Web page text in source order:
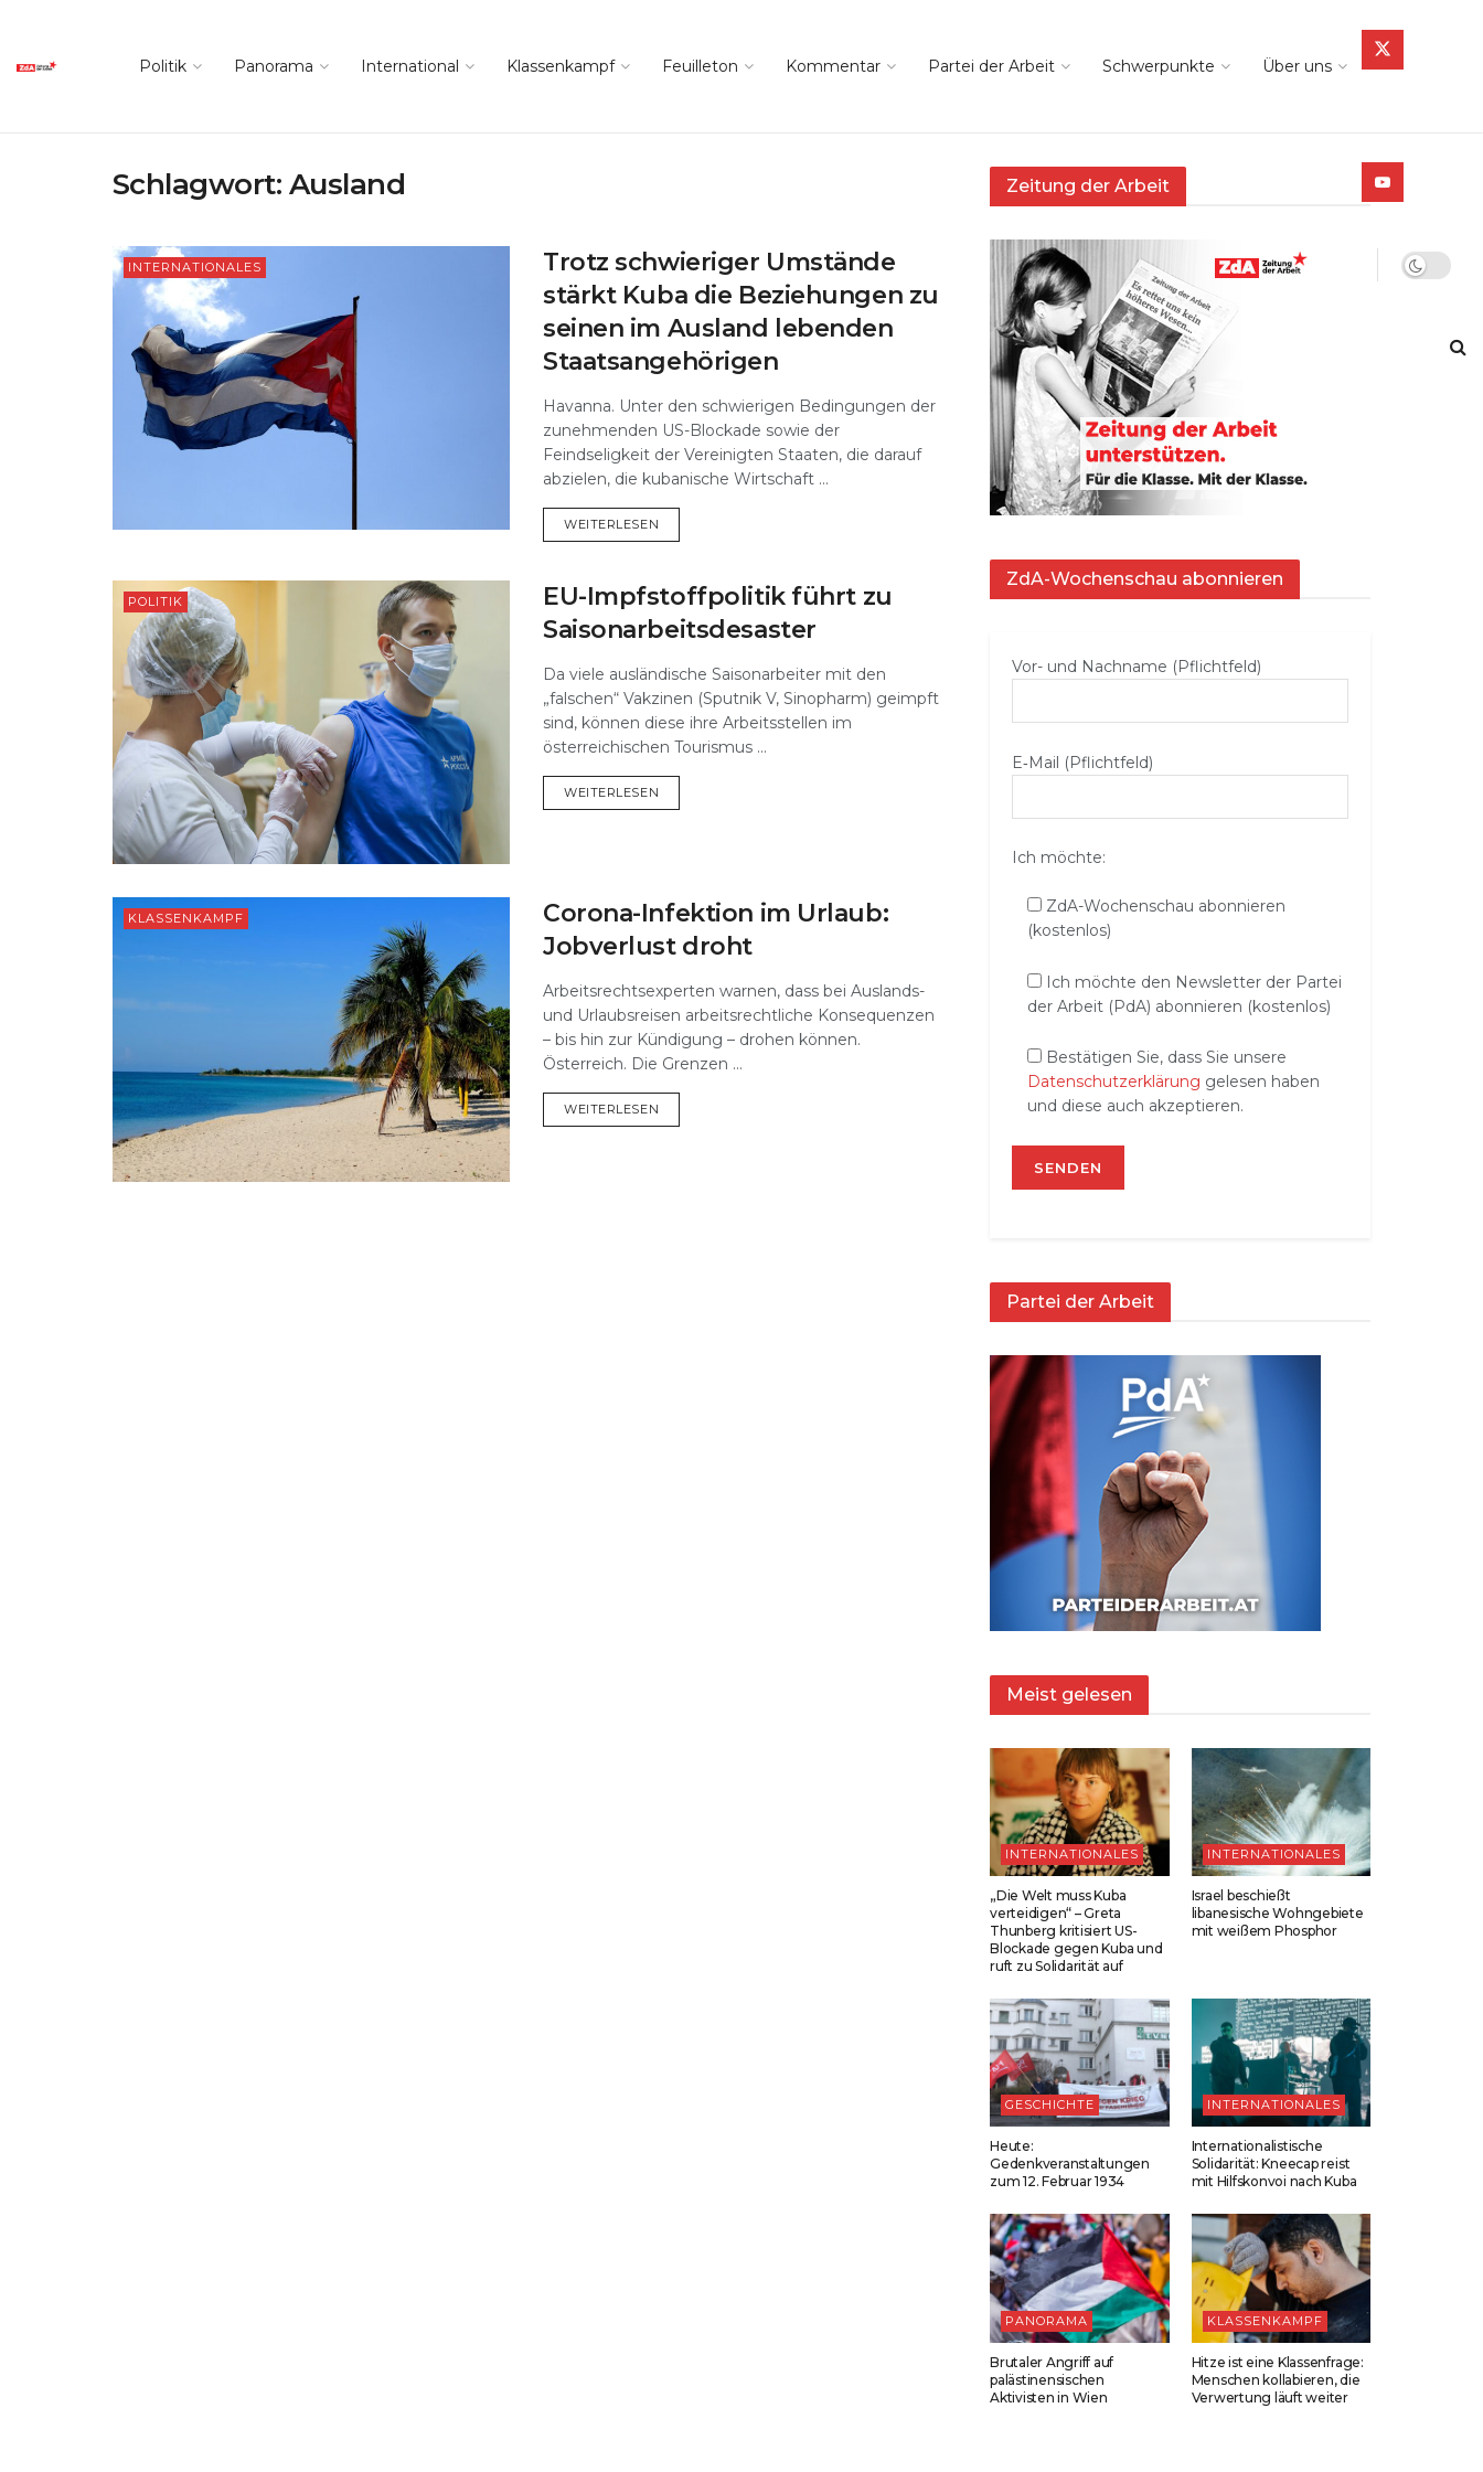
Politik Panorama International Klassenkampf Feuilleton Kommentar Partei der Arbeit Schwerpunkte Über uns
Schlagwort: Ausland
INTERNATIONALES
Trotz schwieriger Umstände
stärkt Kuba die Beziehungen zu
seinen im Ausland lebenden
Staatsangehörigen
Havanna. Unter den schwierigen Bedingungen der
zunehmenden US-Blockade sowie der
Feindseligkeit der Vereinigten Staaten, die darauf
abzielen, die kubanische Wirtschaft ...
WEITERLESEN
POLITIK
EU-Impfstoffpolitik führt zu
Saisonarbeitsdesaster
Da viele ausländische Saisonarbeiter mit den
„falschen“ Vakzinen (Sputnik V, Sinopharm) geimpft
sind, können diese ihre Arbeitsstellen im
österreichischen Tourismus ...
WEITERLESEN
KLASSENKAMPF
Corona-Infektion im Urlaub:
Jobverlust droht
Arbeitsrechtsexperten warnen, dass bei Auslands-
und Urlaubsreisen arbeitsrechtliche Konsequenzen
– bis hin zur Kündigung – drohen können.
Österreich. Die Grenzen ...
WEITERLESEN
Zeitung der Arbeit
ZdA-Wochenschau abonnieren
Vor- und Nachname (Pflichtfeld)
E‑Mail (Pflichtfeld)
Ich möchte:
ZdA-Wochenschau abonnieren
(kostenlos)
Ich möchte den Newsletter der Partei
der Arbeit (PdA) abonnieren (kostenlos)
Bestätigen Sie, dass Sie unsere
Datenschutzerklärung gelesen haben
und diese auch akzeptieren.
Partei der Arbeit
Meist gelesen
INTERNATIONALES
„Die Welt muss Kuba
verteidigen“ – Greta
Thunberg kritisiert US-
Blockade gegen Kuba und
ruft zu Solidarität auf
INTERNATIONALES
Israel beschießt
libanesische Wohngebiete
mit weißem Phosphor
GESCHICHTE
Heute:
Gedenkveranstaltungen
zum 12. Februar 1934
INTERNATIONALES
Internationalistische
Solidarität: Kneecap reist
mit Hilfskonvoi nach Kuba
PANORAMA
Brutaler Angriff auf
palästinensischen
Aktivisten in Wien
KLASSENKAMPF
Hitze ist eine Klassenfrage:
Menschen kollabieren, die
Verwertung läuft weiter